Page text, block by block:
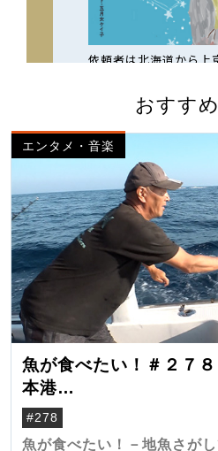
おすす
エンタメ・音楽
魚が食べたい！＃２７
本港
（クロマグロ）
#278
魚が食べたい！－地魚さが